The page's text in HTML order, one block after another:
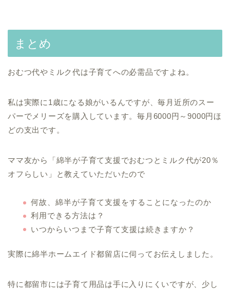
まとめ
おむつ代やミルク代は子育てへの必需品ですよね。
私は実際に1歳になる娘がいるんですが、毎月近所のスー
パーでメリーズを購入しています。毎月6000円～9000円ほ
どの支出です。
ママ友から「綿半が子育て支援でおむつとミルク代が20％
オフらしい」と教えていただいたので
何故、綿半が子育て支援をすることになったのか
利用できる方法は？
いつからいつまで子育て支援は続きますか？
実際に綿半ホームエイド都留店に伺ってお伝えしました。
特に都留市には子育て用品は手に入りにくいですが、少し